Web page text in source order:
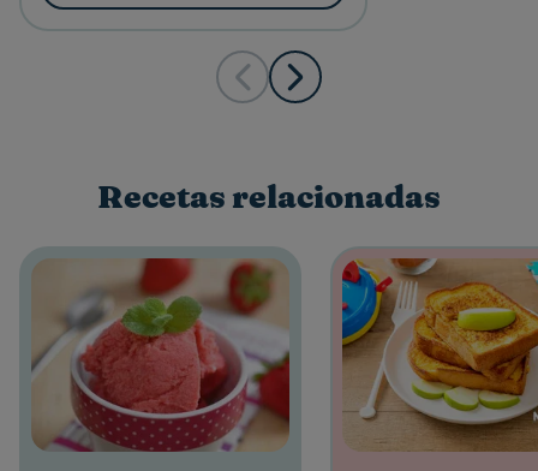
asociado en la primera infancia.
Recetas relacionadas